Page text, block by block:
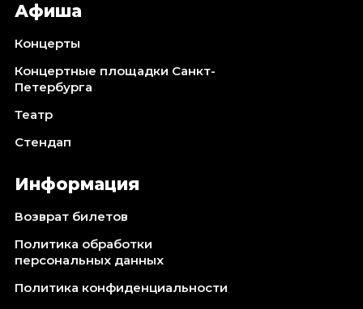
Афиша
Концерты
Концертные площадки Санкт-
Петербурга
Театр
Стендап
Информация
Возврат билетов
Политика обработки
персональных данных
Политика конфиденциальности